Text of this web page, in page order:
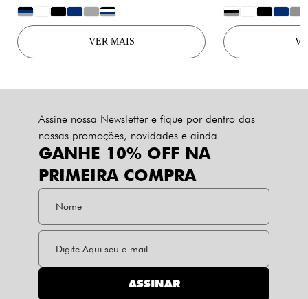
? ?
VER MAIS
?
Assine nossa Newsletter e fique por dentro das
nossas promoções, novidades e ainda
GANHE 10% OFF NA
PRIMEIRA COMPRA
ASSINAR